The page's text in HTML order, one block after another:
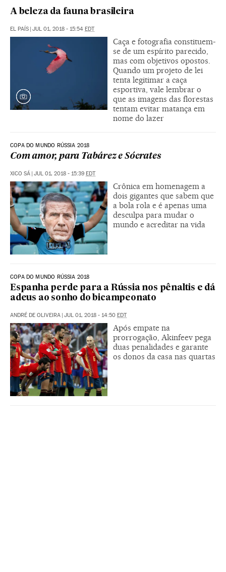
A beleza da fauna brasileira
EL PAÍS | JUL 01, 2018 - 15:54 EDT
Caça e fotografia constituem-
se de um espírito parecido,
mas com objetivos opostos.
Quando um projeto de lei
tenta legitimar a caça
esportiva, vale lembrar o
que as imagens das florestas
tentam evitar matança em
nome do lazer
COPA DO MUNDO RÚSSIA 2018
Com amor, para Tabárez e Sócrates
XICO SÁ | JUL 01, 2018 - 15:39 EDT
Crônica em homenagem a
dois gigantes que sabem que
a bola rola e é apenas uma
desculpa para mudar o
mundo e acreditar na vida
COPA DO MUNDO RÚSSIA 2018
Espanha perde para a Rússia nos pênaltis e dá
adeus ao sonho do bicampeonato
ANDRÉ DE OLIVEIRA | JUL 01, 2018 - 14:50 EDT
Após empate na
prorrogação, Akinfeev pega
duas penalidades e garante
os donos da casa nas quartas